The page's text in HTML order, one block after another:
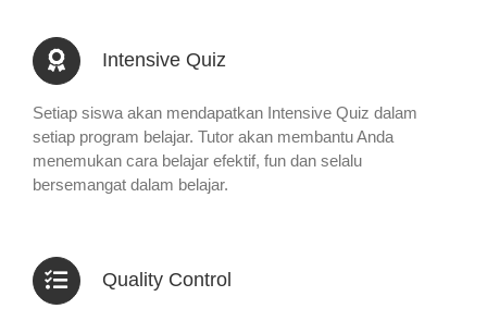
Intensive Quiz
Setiap siswa akan mendapatkan Intensive Quiz dalam
setiap program belajar. Tutor akan membantu Anda
menemukan cara belajar efektif, fun dan selalu
bersemangat dalam belajar.
Quality Control